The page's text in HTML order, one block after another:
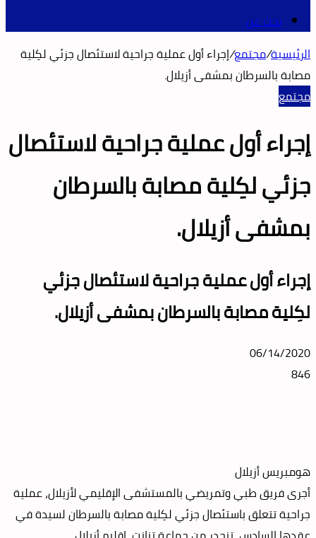
بحث عن
الرئيسية/مجتمع/إجراء أول عملية جراحية لاستئصال جزئي لكِلية
مصابة بالسرطان بمشفى أزيلال.
مجتمع
إجراء أول عملية جراحية لاستئصال
جزئي لكِلية مصابة بالسرطان
بمشفى أزيلال.
إجراء أول عملية جراحية لاستئصال جزئي
لكِلية مصابة بالسرطان بمشفى أزيلال.
06/14/2020
846
هومبريس أزيلال
أجرى فريق طبي وتمريضي بالمستشفى الإقليمي لأزيلال، عملية
جراحية تتعلق باستئصال جزئي لكِلية مصابة بالسرطان لسيدة في